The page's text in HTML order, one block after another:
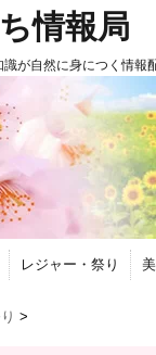
情報局
が自然に身につく情報
レジャー・祭り
>